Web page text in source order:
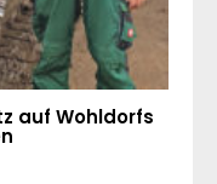
auf Wohldorfs